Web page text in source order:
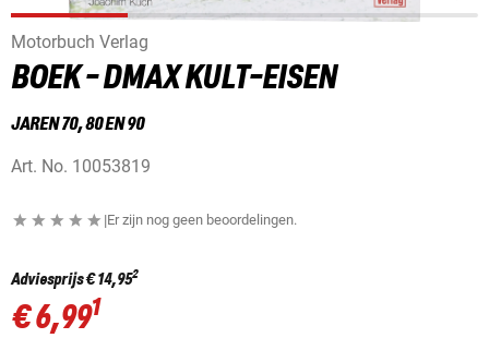
Motorbuch Verlag
BOEK - DMAX KULT-EISEN
JAREN 70, 80 EN 90
Art. No. 10053819
|Er zijn nog geen beoordelingen.
Adviesprijs€ 14,952
€ 6,991